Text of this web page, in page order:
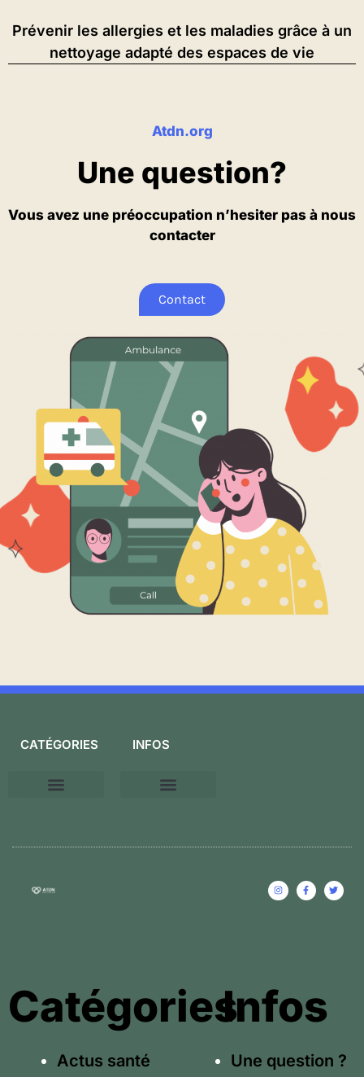
Prévenir les allergies et les maladies grâce à un
nettoyage adapté des espaces de vie
Atdn.org
Une question?
Vous avez une préoccupation n’hesiter pas à nous
contacter
Contact
CATÉGORIES INFOS
Catégories
Actus santé
Infos
Une question ?